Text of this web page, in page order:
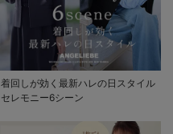
着回しが効く最新ハレの日スタイル
セレモニー6シーン